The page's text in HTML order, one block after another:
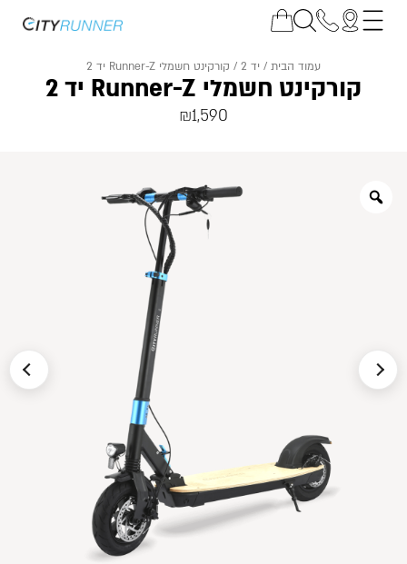
עמוד הבית / יד 2 / קורקינט חשמלי Runner-Z יד 2
קורקינט חשמלי Runner-Z יד 2
₪1,590